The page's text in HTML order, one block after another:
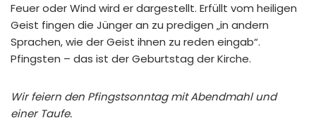
Feuer oder Wind wird er dargestellt. Erfüllt vom heiligen
Geist fingen die Jünger an zu predigen „in andern
Sprachen, wie der Geist ihnen zu reden eingab“.
Pfingsten – das ist der Geburtstag der Kirche.
Wir feiern den Pfingstsonntag mit Abendmahl und
einer Taufe.